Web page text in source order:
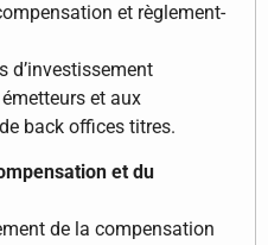
et règlement-
d’investissement
et aux
back offices titres.
et du
de la compensation